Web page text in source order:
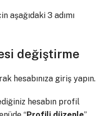
aşağıdaki 3 adımı
değiştirme
hesabınıza giriş yapın.
hesabın profil